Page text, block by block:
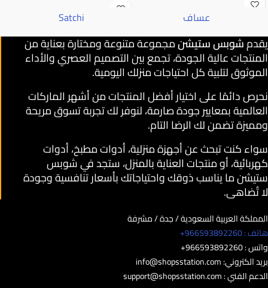
عساف Satchi
يقدمشوبس ستيشنمجموعة متنوعة ومختارة بعناية من
المنتجات عالية الجودة، تجمع بين التصميم العصري والأداء
الموثوق لتلبية كل احتياجات منزلك اليومية.
نحرص دائمًا على اختيار أفضل المنتجات من أشهر الماركات
العالمية بمعايير جودة صارمة، لنوفر لك تجربة تسوق مريحة
ومميزة تضمن لك الرضا التام.
سواء كنت تبحث عن أجهزة منزلية، أدوات مطبخ، أدوات
كهربائية، أو منتجات العناية بالمنزل، ستجد في شوبس
ستيشن ما يناسب ذوقك واحتياجاتك بأسعار تنافسية وجودة
لا تُضاهى.
المملكة العربية السعودية / جدة / مشرفة
هاتف : 966593892260+
واتس : 966593892260+
بريد الكتروني:info@shopsstation.com
الدعم الفني :support@shopsstation.com